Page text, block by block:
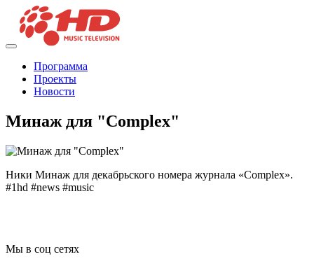
Программа
Проекты
Новости
Минаж для "Complex"
Ники Минаж для декабрьского номера журнала «Complex».
#1hd #news #music
Мы в соц сетях